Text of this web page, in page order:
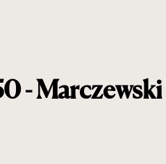
- Marczewski